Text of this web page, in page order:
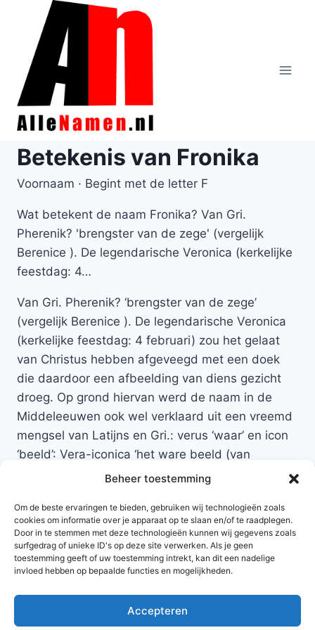
Beheer toestemming
Om de beste ervaringen te bieden, gebruiken wij technologieën zoals
cookies om informatie over je apparaat op te slaan en/of te raadplegen.
Door in te stemmen met deze technologieën kunnen wij gegevens zoals
surfgedrag of unieke ID's op deze site verwerken. Als je geen
toestemming geeft of uw toestemming intrekt, kan dit een nadelige
invloed hebben op bepaalde functies en mogelijkheden.
Accepteren
Doorgaan
inhoud
Betekenis van Fronika
Voornaam · Begint met de letter F
Wat betekent de naam Fronika? Van Gri.
Pherenik? 'brengster van de zege' (vergelijk
Berenice ). De legendarische Veronica (kerkelijke
feestdag: 4…
Van Gri. Pherenik? ‘brengster van de zege’
(vergelijk Berenice ). De legendarische Veronica
(kerkelijke feestdag: 4 februari) zou het gelaat
van Christus hebben afgeveegd met een doek
die daardoor een afbeelding van diens gezicht
droeg. Op grond hiervan werd de naam in de
Middeleeuwen ook wel verklaard uit een vreemd
mengsel van Latijns en Gri.: verus ‘waar’ en icon
‘beeld’: Vera-iconica ‘het ware beeld (van
Christus)’. In apocriefe boeken werd zij
genezen werd van bloedingen. Een andere
heilige van deze naam is Veronica Giuliani
Terug naar namen met de letter F